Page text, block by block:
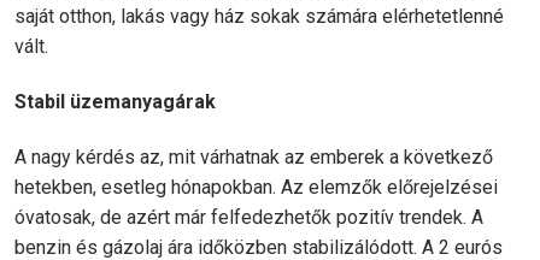
saját otthon, lakás vagy ház sokak számára elérhetetlenné
vált.
Stabil üzemanyagárak
A nagy kérdés az, mit várhatnak az emberek a következő
hetekben, esetleg hónapokban. Az elemzők előrejelzései
óvatosak, de azért már felfedezhetők pozitív trendek. A
benzin és gázolaj ára időközben stabilizálódott. A 2 eurós